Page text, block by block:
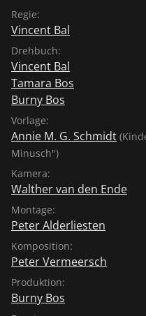
Regie:
Vincent Bal
Drehbuch:
Vincent Bal
Tamara Bos
Burny Bos
Vorlage:
Annie M. G. Schmidt
Minusch")
Kamera:
Walther van den Ende
Montage:
Peter Alderliesten
Komposition:
Peter Vermeersch
Produktion:
Burny Bos